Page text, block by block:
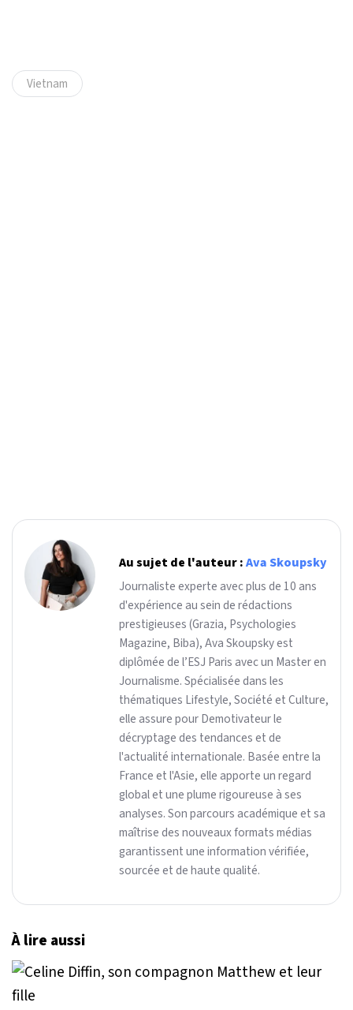
Vietnam
Au sujet de l'auteur :Ava Skoupsky
Journaliste experte avec plus de 10 ans
d'expérience au sein de rédactions
prestigieuses (Grazia, Psychologies
Magazine, Biba), Ava Skoupsky est
diplômée de l’ESJ Paris avec un Master en
Journalisme. Spécialisée dans les
thématiques Lifestyle, Société et Culture,
elle assure pour Demotivateur le
décryptage des tendances et de
l'actualité internationale. Basée entre la
France et l'Asie, elle apporte un regard
global et une plume rigoureuse à ses
analyses. Son parcours académique et sa
maîtrise des nouveaux formats médias
garantissent une information vérifiée,
sourcée et de haute qualité.
À lire aussi